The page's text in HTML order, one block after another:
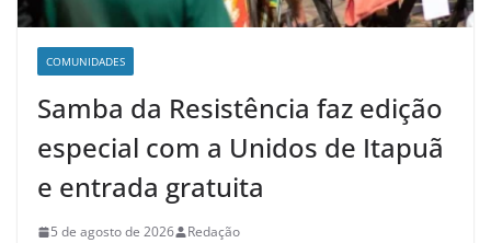
COMUNIDADES
Samba da Resistência faz edição
especial com a Unidos de Itapuã
e entrada gratuita
5 de agosto de 2026 Redação